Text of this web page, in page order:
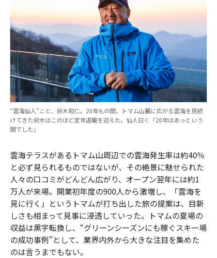
“雲海仙人”こと、鈴木和仁。20年もの間、トマム山麓に広がる雲海を見続
けてきた鈴木はこのほど定年退職を迎えた。仙人曰く「20年はあっという
間でした」
雲海テラスがあるトマム山周辺での雲海発生率は約40％
と必ず見られるものではないが、その絶景に魅せられた
人々の口コミがどんどん広がり、オープン翌年には約1
万人が来場。開業初年度の900人から激増し、「雲海を
見に行く」というトマムが打ち出した旅の提案は、目新
しさも相まって見事に浸透していった。トマムの夏場の
収益は黒字転換し、“グリーンシーズンにも稼ぐスキー場
の成功事例”として、業界内外から大きな注目を集めた
のは言うまでもない。